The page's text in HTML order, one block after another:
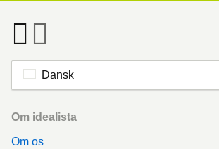
Dansk
Footer
Om idealista
Om os